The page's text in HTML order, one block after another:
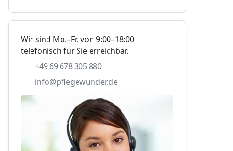
Wir sind Mo.–Fr. von 9:00–18:00
telefonisch für Sie erreichbar.
+49 69 678 305 880
info@pflegewunder.de